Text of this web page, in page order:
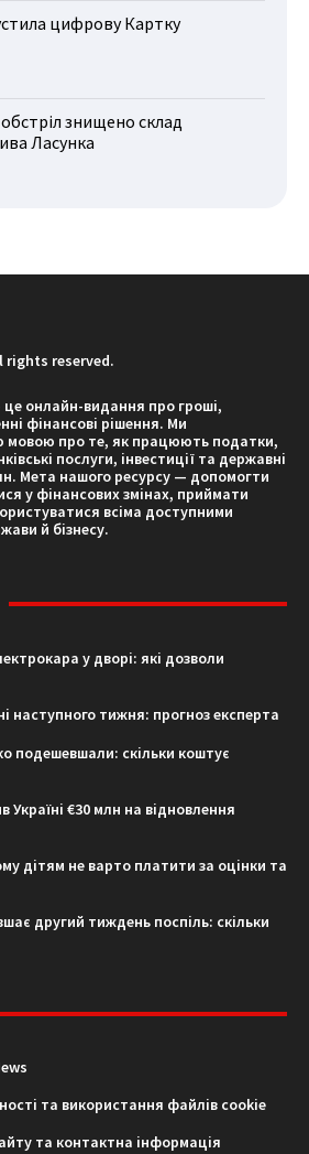
цифрову Картку
знищено склад
Ласунка
rights reserved.
онлайн-видання про гроші,
фінансові рішення. Ми
мовою про те, як працюють податки,
послуги, інвестиції та державні
Мета нашого ресурсу — допомогти
у фінансових змінах, приймати
всіма доступними
й бізнесу.
у дворі: які дозволи
наступного тижня: прогноз експерта
подешевшали: скільки коштує
€30 млн на відновлення
дітям не варто платити за оцінки та
другий тиждень поспіль: скільки
та використання файлів cookie
та контактна інформація